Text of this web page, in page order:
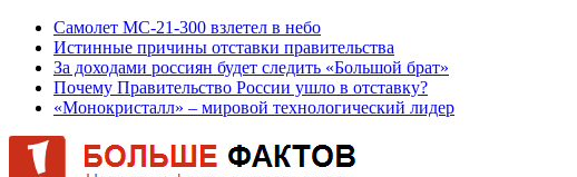
Самолет МС-21-300 взлетел в небо
Истинные причины отставки правительства
За доходами россиян будет следить «Большой брат»
Почему Правительство России ушло в отставку?
«Монокристалл» – мировой технологический лидер